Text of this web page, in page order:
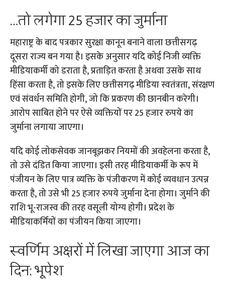
…तो लगेगा 25 हजार का जुर्माना
महाराष्ट्र के बाद पत्रकार सुरक्षा कानून बनाने वाला छत्तीसगढ़
दूसरा राज्य बन गया है। इसके अनुसार यदि कोई निजी व्यक्ति
मीडियाकर्मी को डराता है, प्रताड़ित करता है अथवा उसके साथ
हिंसा करता है, तो इसके लिए छत्तीसगढ़ मीडिया स्वतंत्रता, संरक्षण
एवं संवर्धन समिति होगी, जो कि प्रकरण की छानबीन करेगी।
आरोप साबित होने पर ऐसे व्यक्तियों पर 25 हजार रुपये का
जुर्माना लगाया जाएगा।
यदि कोई लोकसेवक जानबूझकर नियमों की अवहेलना करता है,
तो उसे दंडित किया जाएगा। इसी तरह मीडियाकर्मी के रूप में
पंजीयन के लिए पात्र व्यक्ति के पंजीकरण में कोई व्यवधान उत्पन्न
करता है, तो उसे भी 25 हजार रुपये जुर्माना देना होगा। जुर्माने की
राशि भू-राजस्व की तरह वसूली योग्य होगी। प्रदेश के
मीडियाकर्मियों का पंजीयन किया जाएगा।
स्वर्णिम अक्षरों में लिखा जाएगा आज का
दिन: भूपेश